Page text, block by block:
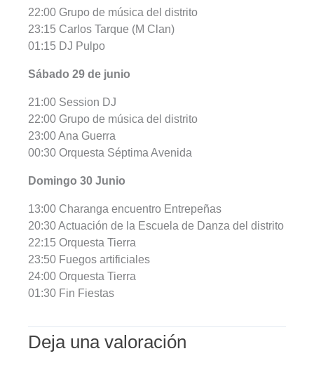
22:00 Grupo de música del distrito
23:15 Carlos Tarque (M Clan)
01:15 DJ Pulpo
Sábado 29 de junio
21:00 Session DJ
22:00 Grupo de música del distrito
23:00 Ana Guerra
00:30 Orquesta Séptima Avenida
Domingo 30 Junio
13:00 Charanga encuentro Entrepeñas
20:30 Actuación de la Escuela de Danza del distrito
22:15 Orquesta Tierra
23:50 Fuegos artificiales
24:00 Orquesta Tierra
01:30 Fin Fiestas
Deja una valoración